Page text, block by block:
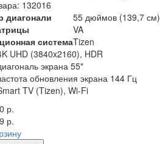
132016
диагонали
55 дюймов (139,7 см)
VA
системаTizen
UHD (3840x2160), HDR
экрана 55"
обновления экрана 144 Гц
TV (Tizen), Wi-Fi
р.
р.